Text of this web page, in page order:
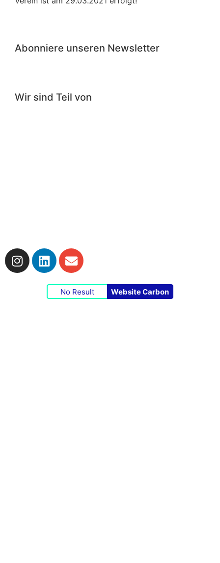
Abonniere unseren Newsletter
Wir sind Teil von
No Result Website Carbon